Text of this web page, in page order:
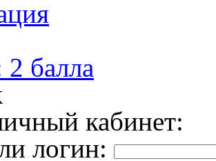
2 балла
кабинет:
логин: